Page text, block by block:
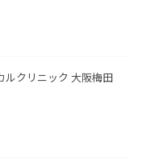
ルクリニック 大阪梅田